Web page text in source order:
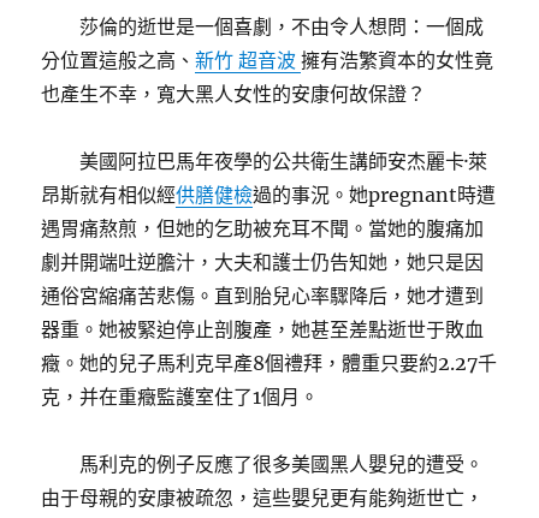
莎倫的逝世是一個喜劇，不由令人想問：一個成
分位置這般之高、新竹 超音波擁有浩繁資本的女性竟
也產生不幸，寬大黑人女性的安康何故保證？
美國阿拉巴馬年夜學的公共衛生講師安杰麗卡·萊
昂斯就有相似經供膳健檢過的事況。她pregnant時遭
遇胃痛熬煎，但她的乞助被充耳不聞。當她的腹痛加
劇并開端吐逆膽汁，大夫和護士仍告知她，她只是因
通俗宮縮痛苦悲傷。直到胎兒心率驟降后，她才遭到
器重。她被緊迫停止剖腹產，她甚至差點逝世于敗血
癥。她的兒子馬利克早產8個禮拜，體重只要約2.27千
克，并在重癥監護室住了1個月。
馬利克的例子反應了很多美國黑人嬰兒的遭受。
由于母親的安康被疏忽，這些嬰兒更有能夠逝世亡，